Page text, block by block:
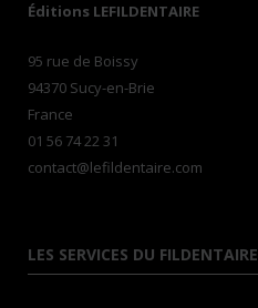
Éditions LEFILDENTAIRE
95 rue de Boissy
94370 Sucy-en-Brie
France
01 56 74 22 31
contact@lefildentaire.com
LES SERVICES DU FILDENTAIRE